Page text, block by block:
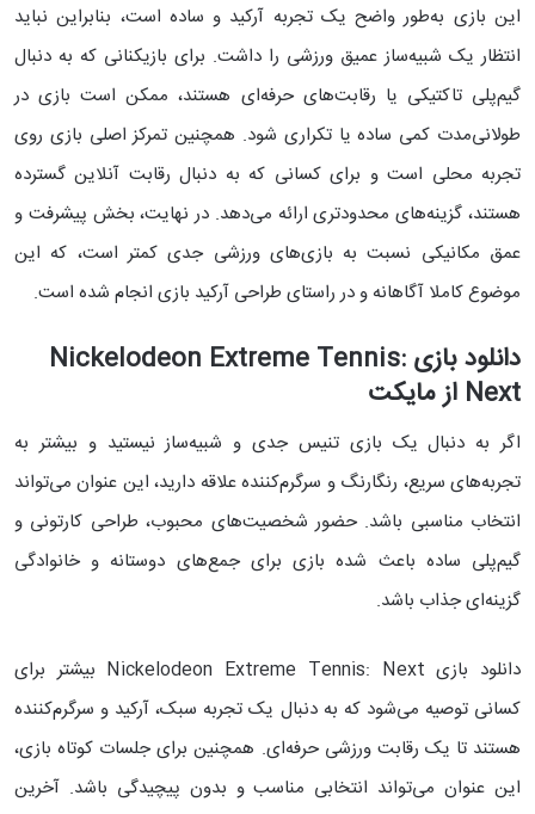
این بازی به‌طور واضح یک تجربه آرکید و ساده است، بنابراین نباید
انتظار یک شبیه‌ساز عمیق ورزشی را داشت. برای بازیکنانی که به دنبال
گیم‌پلی تاکتیکی یا رقابت‌های حرفه‌ای هستند، ممکن است بازی در
طولانی‌مدت کمی ساده یا تکراری شود. همچنین تمرکز اصلی بازی روی
تجربه محلی است و برای کسانی که به دنبال رقابت آنلاین گسترده
هستند، گزینه‌های محدودتری ارائه می‌دهد. در نهایت، بخش پیشرفت و
عمق مکانیکی نسبت به بازی‌های ورزشی جدی کمتر است، که این
موضوع کاملا آگاهانه و در راستای طراحی آرکید بازی انجام شده است.
دانلود بازی Nickelodeon Extreme Tennis:
Next از مایکت
اگر به دنبال یک بازی تنیس جدی و شبیه‌ساز نیستید و بیشتر به
تجربه‌های سریع، رنگارنگ و سرگرم‌کننده علاقه دارید، این عنوان می‌تواند
انتخاب مناسبی باشد. حضور شخصیت‌های محبوب، طراحی کارتونی و
گیم‌پلی ساده باعث شده بازی برای جمع‌های دوستانه و خانوادگی
گزینه‌ای جذاب باشد.
دانلود بازی Nickelodeon Extreme Tennis: Next بیشتر برای
کسانی توصیه می‌شود که به دنبال یک تجربه سبک، آرکید و سرگرم‌کننده
هستند تا یک رقابت ورزشی حرفه‌ای. همچنین برای جلسات کوتاه بازی،
این عنوان می‌تواند انتخابی مناسب و بدون پیچیدگی باشد. آخرین